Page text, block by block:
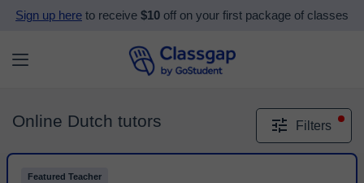
Sign up here to receive $10 off on your first package of classes
Online Dutch tutors Filters
Featured Teacher